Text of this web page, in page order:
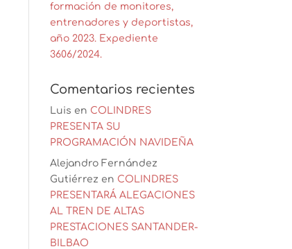
formación de monitores,
entrenadores y deportistas,
año 2023. Expediente
3606/2024.
Comentarios recientes
Luis en COLINDRES
PRESENTA SU
PROGRAMACIÓN NAVIDEÑA
Alejandro Fernández
Gutiérrez en COLINDRES
PRESENTARÁ ALEGACIONES
AL TREN DE ALTAS
PRESTACIONES SANTANDER-
BILBAO